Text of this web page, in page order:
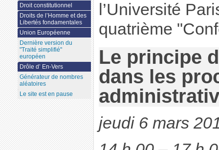
l’Université
quatrième
Le principe
dans les
jeudi 6 mars
Droit constitutionnel
Droits de l’Homme et des
Libertés fondamentales
Union Européenne
Dernière version du
"Traité simplifié"
européen
Drôle d’ En-Vers
Générateur de nombres
aléatoires
Le site est en pause